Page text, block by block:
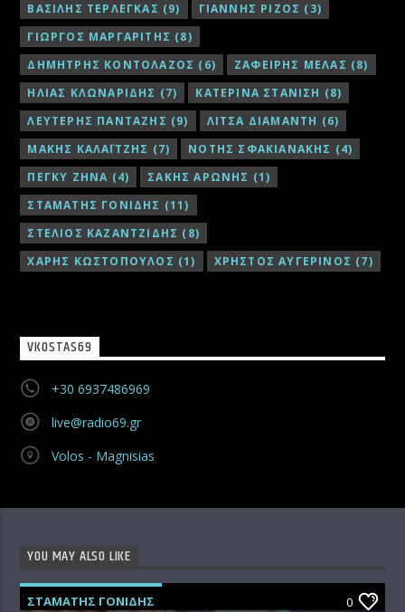
ΒΑΣΙΛΗΣ ΤΕΡΛΕΓΚΑΣ (9) ΓΙΑΝΝΗΣ ΡΙΖΟΣ (3)
ΓΙΩΡΓΟΣ ΜΑΡΓΑΡΙΤΗΣ (8)
ΔΗΜΗΤΡΗΣ ΚΟΝΤΟΛΑΖΟΣ (6) ΖΑΦΕΙΡΗΣ ΜΕΛΑΣ (8)
ΗΛΙΑΣ ΚΛΩΝΑΡΙΔΗΣ (7) ΚΑΤΕΡΙΝΑ ΣΤΑΝΙΣΗ (8)
ΛΕΥΤΕΡΗΣ ΠΑΝΤΑΖΗΣ (9) ΛΙΤΣΑ ΔΙΑΜΑΝΤΗ (6)
ΜΑΚΗΣ ΚΑΛΑΪΤΖΗΣ (7) ΝΟΤΗΣ ΣΦΑΚΙΑΝΑΚΗΣ (4)
ΠΕΓΚΥ ΖΗΝΑ (4) ΣΑΚΗΣ ΑΡΩΝΗΣ (1)
ΣΤΑΜΑΤΗΣ ΓΟΝΙΔΗΣ (11)
ΣΤΕΛΙΟΣ ΚΑΖΑΝΤΖΙΔΗΣ (8)
ΧΑΡΗΣ ΚΩΣΤΟΠΟΥΛΟΣ (1) ΧΡΗΣΤΟΣ ΑΥΓΕΡΙΝΟΣ (7)
VKOSTAS69
+30 6937486969
live@radio69.gr
Volos - Magnisias
YOU MAY ALSO LIKE
ΣΤΑΜΑΤΗΣ ΓΟΝΙΔΗΣ 0